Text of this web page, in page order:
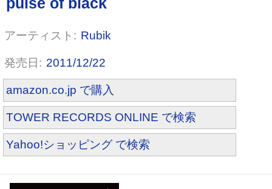
Rubik
2011/12/22
amazon.co.jp で購入
TOWER RECORDS ONLINE で検索
Yahoo!ショッピング で検索
星屑RONDO